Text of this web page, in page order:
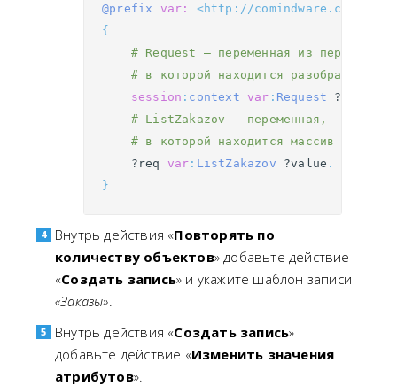
@prefix
var:
<http://comindware.com/
{
# Request — переменная из первого
# в которой находится разобранный
session : context var : Request ?req
# ListZakazov - переменная,
# в которой находится массив
?req
var : ListZakazov ?value .
}
Внутрь действия «Повторять по
количеству объектов» добавьте действие
«Создать запись» и укажите шаблон записи
«Заказы»
Внутрь действия «Создать запись»
добавьте действие «Изменить значения
атрибутов».